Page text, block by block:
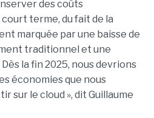
des coûts
terme, du fait de la
marquée par une baisse de
traditionnel et une
la fin 2025, nous devrions
économies que nous
sur le cloud », dit Guillaume